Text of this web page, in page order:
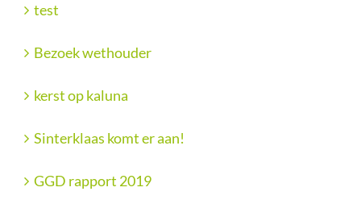
test
Bezoek wethouder
kerst op kaluna
Sinterklaas komt er aan!
GGD rapport 2019